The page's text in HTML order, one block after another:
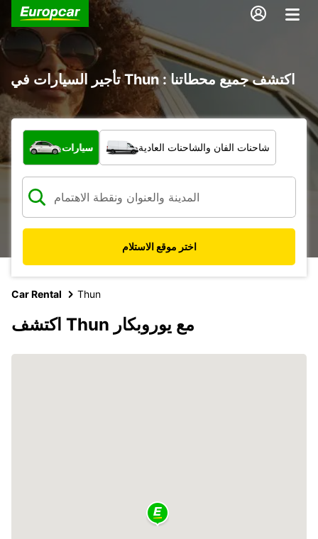
تأجير السيارات في Thun : اكتشف جميع محطاتنا
ما نوع المركبة؟
سيارات شاحنات الفان والشاحنات العادية
اختر موقع الاستلام
Car Rental Thun
اكتشف Thun مع يوروبكار